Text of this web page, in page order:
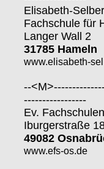
Elisabeth-
Fachschule für
Langer Wall 2
31785 Hameln
www.elisabeth-
--
-----------------
Ev.
Iburgerstraße
49082
www.efs-os.de